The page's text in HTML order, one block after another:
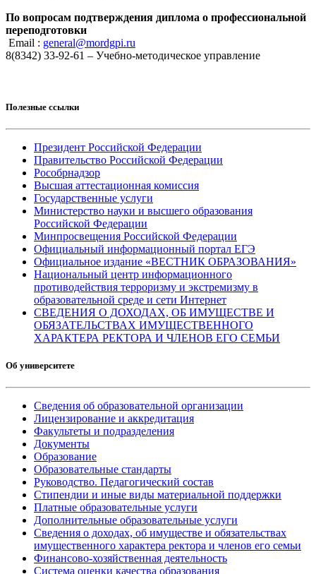
По вопросам подтверждения диплома о профессиональной
переподготовки
Email : general@mordgpi.ru
8(8342) 33-92-61 – Учебно-методическое управление
Полезные ссылки
Президент Российской Федерации
Правительство Российской Федерации
Рособрнадзор
Высшая аттестационная комиссия
Государственные услуги
Министерство науки и высшего образования
Российской Федерации
Минпросвещения Российской Федерации
Официальный информационный портал ЕГЭ
Официальное издание «ВЕСТНИК ОБРАЗОВАНИЯ»
Национальный центр информационного
противодействия терроризму и экстремизму в
образовательной среде и сети Интернет
СВЕДЕНИЯ О ДОХОДАХ, ОБ ИМУЩЕСТВЕ И
ОБЯЗАТЕЛЬСТВАХ ИМУЩЕСТВЕННОГО
ХАРАКТЕРА РЕКТОРА И ЧЛЕНОВ ЕГО СЕМЬИ
Об университете
Сведения об образовательной организации
Лицензирование и аккредитация
Факультеты и подразделения
Документы
Образование
Образовательные стандарты
Руководство. Педагогический состав
Стипендии и иные виды материальной поддержки
Платные образовательные услуги
Дополнительные образовательные услуги
Сведения о доходах, об имуществе и обязательствах
имущественного характера ректора и членов его семьи
Финансово-хозяйственная деятельность
Система оценки качества образования